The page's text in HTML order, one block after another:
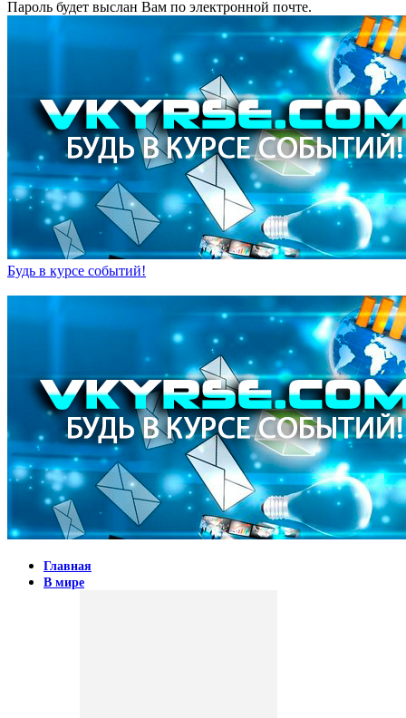
Пароль будет выслан Вам по электронной почте.
Будь в курсе событий!
Главная
В мире